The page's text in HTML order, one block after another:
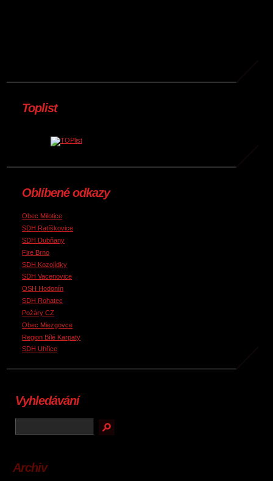
Toplist
Oblíbené odkazy
Obec Milotice
SDH Ratíškovice
SDH Dubňany
Fire Brno
SDH Kozojídky
SDH Vacenovice
OSH Hodonín
SDH Rohatec
Požáry CZ
Obec Miezgovce
Region Bílé Karpaty
SDH Uhřice
Vyhledávání
Archiv